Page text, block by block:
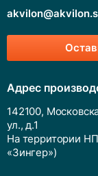
Адрес
142100,
ул., д.1
На территории
«Зингер»)